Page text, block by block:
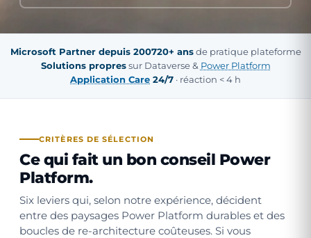
Microsoft Partner depuis 200720+ ansde pratique plateforme
Solutions propressur Dataverse & Power Platform
Application Care 24/7 · réaction < 4 h
CRITÈRES DE SÉLECTION
Ce qui fait un bon conseil Power
Platform.
Six leviers qui, selon notre expérience, décident
entre des paysages Power Platform durables et des
boucles de re-architecture coûteuses. Si vous